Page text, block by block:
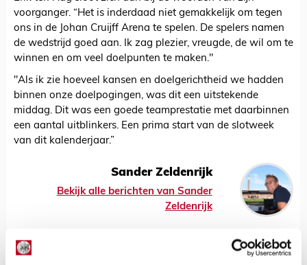
voorganger. “Het is inderdaad niet gemakkelijk om tegen
ons in de Johan Cruijff Arena te spelen. De spelers namen
de wedstrijd goed aan. Ik zag plezier, vreugde, de wil om te
winnen en om veel doelpunten te maken."
"Als ik zie hoeveel kansen en doelgerichtheid we hadden
binnen onze doelpogingen, was dit een uitstekende
middag. Dit was een goede teamprestatie met daarbinnen
een aantal uitblinkers. Een prima start van de slotweek
van dit kalenderjaar.”
Sander Zeldenrijk
Bekijk alle berichten van Sander
Zeldenrijk